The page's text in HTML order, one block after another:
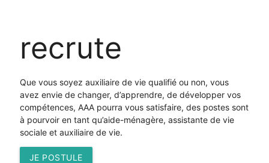
recrute
Que vous soyez auxiliaire de vie qualifié ou non, vous
avez envie de changer, d’apprendre, de développer vos
compétences, AAA pourra vous satisfaire, des postes sont
à pourvoir en tant qu’aide-ménagère, assistante de vie
sociale et auxiliaire de vie.
JE POSTULE